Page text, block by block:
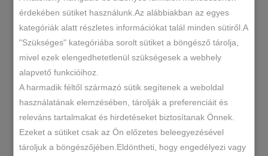
Inuovo
fekete
bőr
szandál
mennyiség
-20% -30% -40% ,Bőr szandál,Női
szandál/ Papucs
CÍMKÉK fekete szandál,inuovo fekete
érdekében sütiket használunk.Az alábbiakban az egyes
kategóriák alatt részletes információkat talál minden sütiről.A
"Szükséges" kategóriába sorolt sütiket a böngésző tárolja,
mivel ezek elengedhetetlenül szükségesek a webhely
alapvető funkcióihoz.
A harmadik féltől származó sütik segítenek a weboldal
használatának elemzésében, tárolják a preferenciáit és
releváns tartalmakat és hirdetéseket biztosítanak Önnek.
Ezeket a sütiket csak az Ön előzetes beleegyezésével
tároljuk a böngészőjében.Eldöntheti, hogy engedélyezi vagy